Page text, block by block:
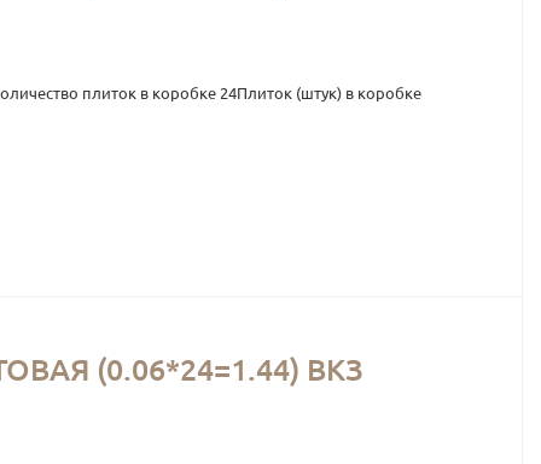
плиток в коробке 24Плиток (штук) в коробке
(0.06*24=1.44) ВКЗ